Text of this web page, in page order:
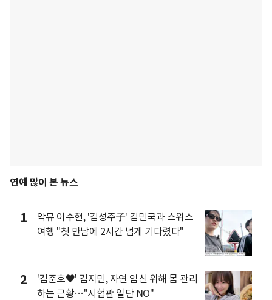
연예 많이 본 뉴스
1
악뮤 이수현, '김성주子' 김민국과 스위스
여행 "첫 만남에 2시간 넘게 기다렸다"
2
'김준호♥' 김지민, 자연 임신 위해 몸 관리
하는 근황…"시험관 일단 NO"